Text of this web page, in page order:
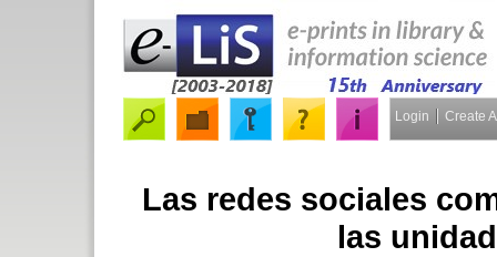
Login Create
Las redes sociales
las